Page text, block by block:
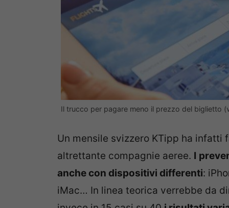
Il trucco per pagare meno il prezzo del biglietto
Un mensile svizzero KTipp ha
altrettante compagnie aeree. I
anche con dispositivi differenti:
iMac… In linea teorica verrebbe da